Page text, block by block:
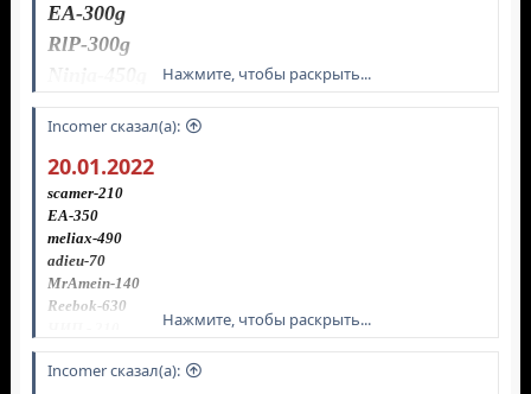
EA-300g
RlP-300g
Ninja-450g
Tue- 450g
Essеnce-450g
Нажмите, чтобы раскрыть...
Inсоmer сказал(а):
20.01.2022
scamer-210
EA-350
meliax-490
adieu-70
MrAmein-140
Reebok-630
NoName-70
fаstgrоf-70
Нажмите, чтобы раскрыть...
Inсоmer сказал(а):